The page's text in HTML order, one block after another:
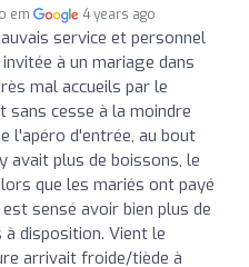
em 4 years ago
service et personnel
à un mariage dans
mal accueils par le
sans cesse à la moindre
l'apéro d'entrée, au bout
avait plus de boissons, le
que les mariés ont payé
sensé avoir bien plus de
à disposition. Vient le
arrivait froide/tiède à